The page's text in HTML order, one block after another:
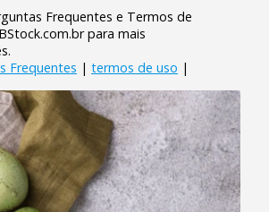
Frequentes e Termos de
para mais
Frequentes | termos de uso |